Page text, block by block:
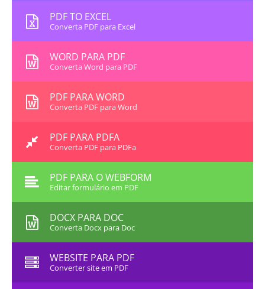
PDF TO EXCEL
Converta PDF para Excel
WORD PARA PDF
Converta Word para PDF
PDF PARA WORD
Converta PDF para Word
PDF PARA PDFA
Converta PDF para PDFa
PDF PARA O WEBFORM
Editar formulário em PDF
DOCX PARA DOC
Converta Docx para Doc
WEBSITE PARA PDF
Converter site em PDF